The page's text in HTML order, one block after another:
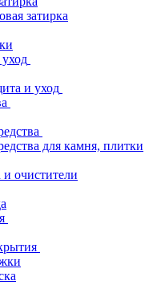
затирка
и уход
для камня, плитки
очистители